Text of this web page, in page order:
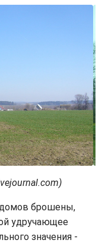
брошены,
удручающее
значения -